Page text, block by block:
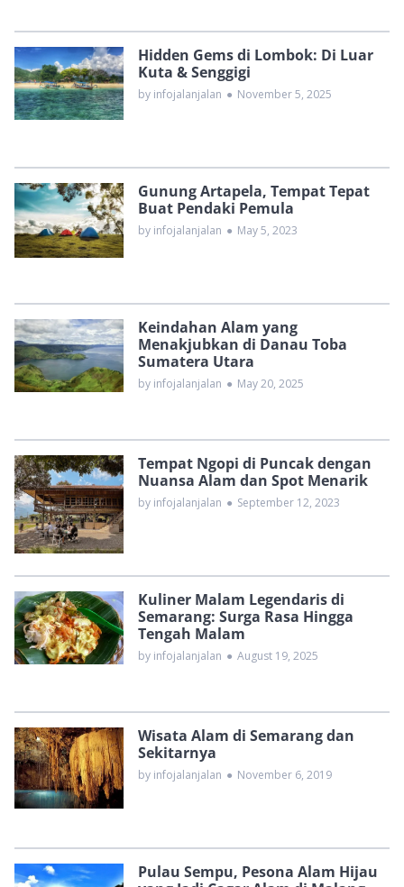
Hidden Gems di Lombok: Di Luar
Kuta & Senggigi
by infojalanjalan ● November 5, 2025
Gunung Artapela, Tempat Tepat
Buat Pendaki Pemula
by infojalanjalan ● May 5, 2023
Keindahan Alam yang
Menakjubkan di Danau Toba
Sumatera Utara
by infojalanjalan ● May 20, 2025
Tempat Ngopi di Puncak dengan
Nuansa Alam dan Spot Menarik
by infojalanjalan ● September 12, 2023
Kuliner Malam Legendaris di
Semarang: Surga Rasa Hingga
Tengah Malam
by infojalanjalan ● August 19, 2025
Wisata Alam di Semarang dan
Sekitarnya
by infojalanjalan ● November 6, 2019
Pulau Sempu, Pesona Alam Hijau